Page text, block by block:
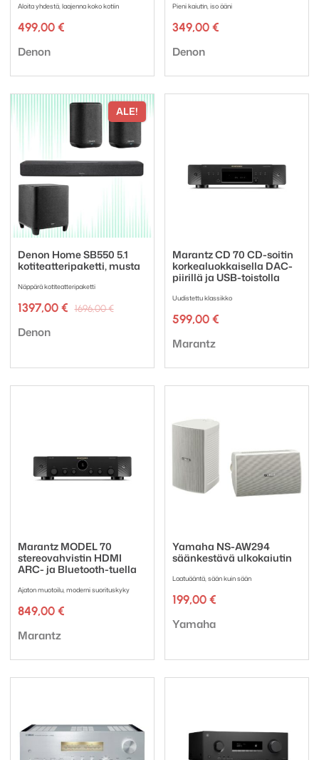
Aloita yhdestä, laajenna koko kotiin
499,00 €
Tuotemerkki:
Denon
Pieni kaiutin, iso ääni
349,00 €
Tuotemerkki:
Denon
ALE!
Denon Home SB550 5.1
kotiteatteripaketti, musta
Näppärä kotiteatteripaketti
1696,00€Alkuperäinen
1397,00 €
Nykyinen
Tuotemerkki:
Denon
Marantz CD 70 CD-soitin
korkealuokkaisella DAC-
piirillä ja USB-toistolla
Uudistettu klassikko
599,00 €
Tuotemerkki:
Marantz
Marantz MODEL 70
stereovahvistin HDMI
ARC- ja Bluetooth-tuella
Ajaton muotoilu, moderni suorituskyky
849,00 €
Tuotemerkki:
Marantz
Yamaha NS-AW294
säänkestävä ulkokaiutin
Laatuääntä, sään kuin sään
199,00 €
Tuotemerkki:
Yamaha